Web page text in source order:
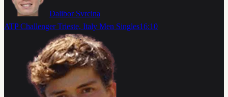
Dalibor Svrcina
ATP Challenger Trieste, Italy Men Singles16:10